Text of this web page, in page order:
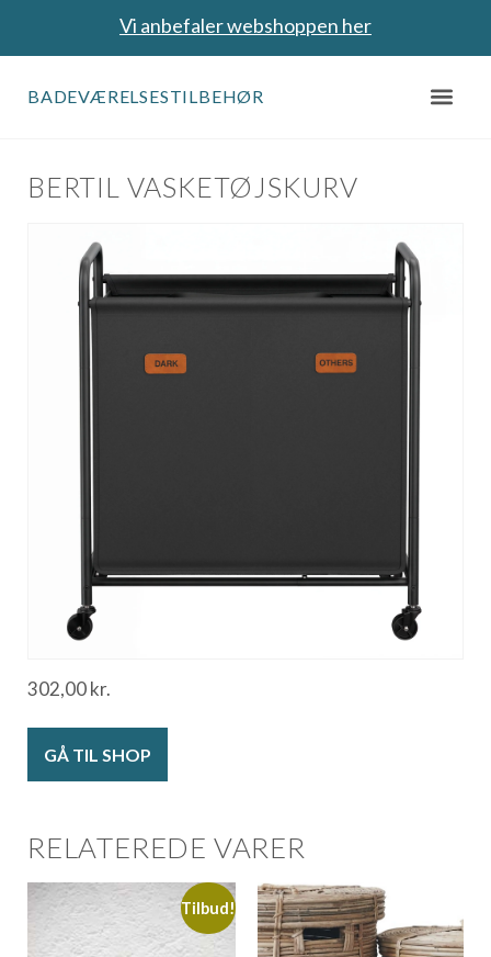
Vi anbefaler webshoppen her
BADEVÆRELSESTILBEHØR
BERTIL VASKETØJSKURV
302,00kr.
GÅ TIL SHOP
RELATEREDE VARER
Tilbud!